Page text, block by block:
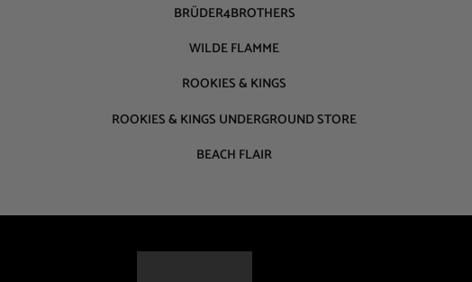
BRÜDER4BROTHERS
WILDE FLAMME
ROOKIES & KINGS
ROOKIES & KINGS UNDERGROUND STORE
BEACH FLAIR